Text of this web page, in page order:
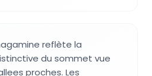
reflète la
du sommet vue
proches. Les